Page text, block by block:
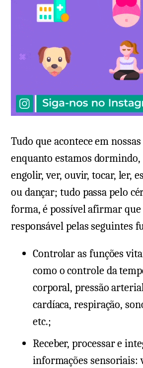
Tudo que acontece em
enquanto estamos dormindo,
engolir, ver, ouvir, tocar, ler,
ou dançar; tudo passa pelo
forma, é possível afirmar que
responsável pelas seguintes
Controlar as funções
como o controle da
corporal, pressão
cardíaca, respiração,
etc.;
Receber, processar e
informações sensoriais: